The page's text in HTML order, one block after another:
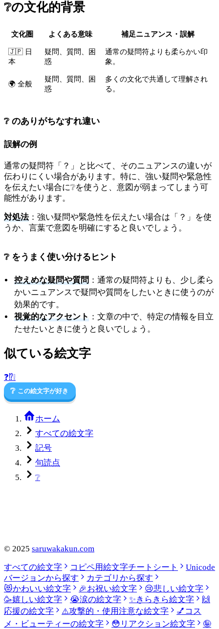
❔の文化的背景
文化圏 よくある意味 補足ニュアンス・誤解
🇯🇵 日
本
疑問、質問、困
惑
通常の疑問符よりも柔らかい印
象。
🌍 全般
疑問、質問、困
惑
多くの文化で共通して理解され
る。
❔ のありがちなすれ違い
誤解の例
通常の疑問符「？」と比べて、そのニュアンスの違いが
伝わりにくい場合があります。特に、強い疑問や緊急性
を伝えたい場合に❔を使うと、意図が弱まってしまう可
能性があります。
対処法：強い疑問や緊急性を伝えたい場合は「？」を使
うか、言葉で意図を明確にすると良いでしょう。
❔ をうまく使い分けるヒント
控えめな疑問や質問 ：通常の疑問符よりも、少し柔ら
かいニュアンスで疑問や質問をしたいときに使うのが
効果的です。
視覚的なアクセント ：文章の中で、特定の情報を目立
たせたいときに使うと良いでしょう。
似ている絵文字
❓⁉️❕
❔ この絵文字が好き
ホーム
すべての絵文字
記号
句読点
❔
© 2025 saruwakakun.com
すべての絵文字
コピペ用絵文字チートシート
Unicode
バージョンから探す
カテゴリから探す
😻かわいい絵文字 🎉お祝い絵文字 😢悲しい絵文字
🥳嬉しい絵文字 😭涙の絵文字 ✨きらきら絵文字
🙌
応援の絵文字
⚠️攻撃的・使用注意な絵文字 💅 コス
メ・ビューティーの絵文字
😳 リアクション絵文字
🤪